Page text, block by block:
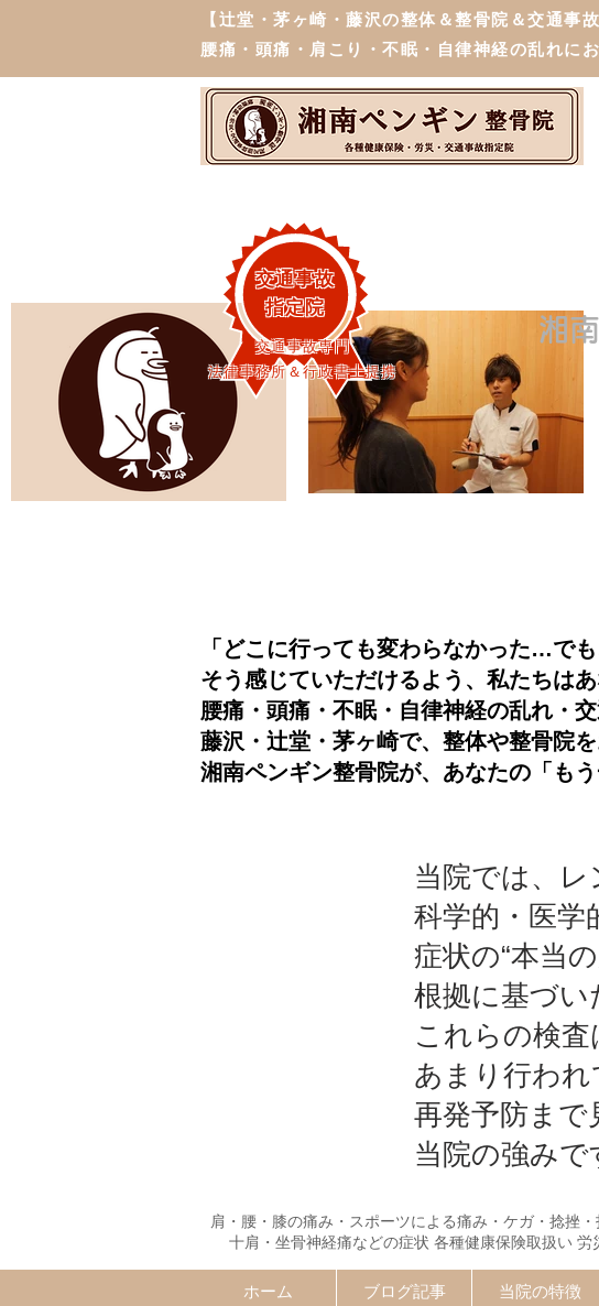
【辻堂・茅ヶ崎・藤沢の整体＆整骨院＆交通事故
腰痛・頭痛・肩こり・不眠・自律神経の乱れに
湘
交通事故
指定院
交通事故専門
法律事務所＆行政書士提携
「どこに行っても変わらなかった…で
そう感じていただけるよう、私たちは
腰痛・頭痛・不眠・自律神経の乱れ・
藤沢・辻堂・茅ヶ崎で、整体や整骨院
湘南ペンギン整骨院が、あなたの「も
当院では、
科学的・医学
症状の“本当
根拠に基づい
これらの検
あまり行われ
再発予防ま
当院の強みで
肩・腰・膝の痛み・スポーツによる痛み・ケガ・捻挫
十肩・坐骨神経痛などの症状 各種健康保険取扱い 労
ホーム ブログ記事 当院の特徴